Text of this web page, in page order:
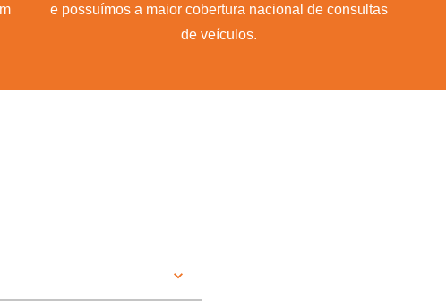
e possuímos a maior cobertura nacional de consultas
de veículos.